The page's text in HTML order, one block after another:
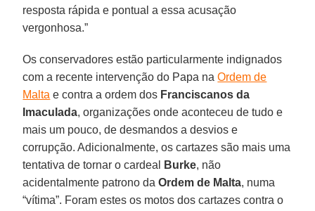
resposta rápida e pontual a essa acusação
vergonhosa.”
Os conservadores estão particularmente indignados
com a recente intervenção do Papa naOrdem de
Malta e contra a ordem dos Franciscanos da
Imaculada, organizações onde aconteceu de tudo e
mais um pouco, de desmandos a desvios e
corrupção. Adicionalmente, os cartazes são mais uma
tentativa de tornar o cardeal
Burke, não
acidentalmente patrono daOrdem de Malta, numa
“vítima”. Foram estes os motos dos cartazes contra o